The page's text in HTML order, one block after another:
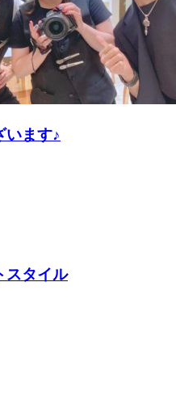
います♪
スタイル